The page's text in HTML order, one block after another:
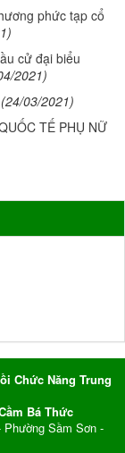
phức tạp cổ
cử đại biểu
2021)
(24/03/2021)
TẾ PHỤ NỮ
Chức Năng Trung
Bá Thức
Sầm Sơn -